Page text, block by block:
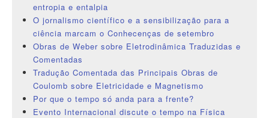
entropia e entalpia
O jornalismo científico e a sensibilização para a
ciência marcam o Conhecenças de setembro
Obras de Weber sobre Eletrodinâmica Traduzidas e
Comentadas
Tradução Comentada das Principais Obras de
Coulomb sobre Eletricidade e Magnetismo
Por que o tempo só anda para a frente?
Evento Internacional discute o tempo na Física